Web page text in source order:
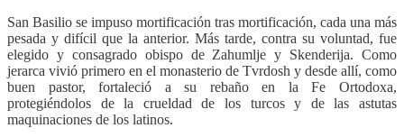
San Basilio se impuso mortificación tras mortificación, cada una más
pesada y difícil que la anterior. Más tarde, contra su voluntad, fue
elegido y consagrado obispo de Zahumlje y Skenderija. Como
jerarca vivió primero en el monasterio de Tvrdosh y desde allí, como
buen pastor, fortaleció a su rebaño en la Fe Ortodoxa,
protegiéndolos de la crueldad de los turcos y de las astutas
maquinaciones de los latinos.